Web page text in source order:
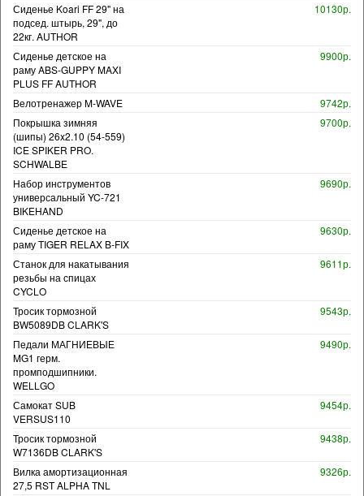
Сиденье Koari FF 29" на
подсед. штырь, 29", до
22кг. AUTHOR
10130р.
Сиденье детское на
раму ABS-GUPPY MAXI
PLUS FF AUTHOR
9900р.
Велотренажер M-WAVE
9742р.
Покрышка зимняя
(шипы) 26x2.10 (54-559)
ICE SPIKER PRO.
SCHWALBE
9700р.
Набор инструментов
универсальный YC-721
BIKEHAND
9690р.
Сиденье детское на
раму TIGER RELAX B-FIX
9630р.
Станок для накатывания
резьбы на спицах
CYCLO
9611р.
Тросик тормозной
BW5089DB CLARK'S
9543р.
Педали МАГНИЕВЫЕ
MG1 герм.
промподшипники.
WELLGO
9490р.
Самокат SUB
VERSUS110
9454р.
Тросик тормозной
W7136DB CLARK'S
9438р.
Вилка амортизационная
27,5 RST ALPHA TNL
9326р.